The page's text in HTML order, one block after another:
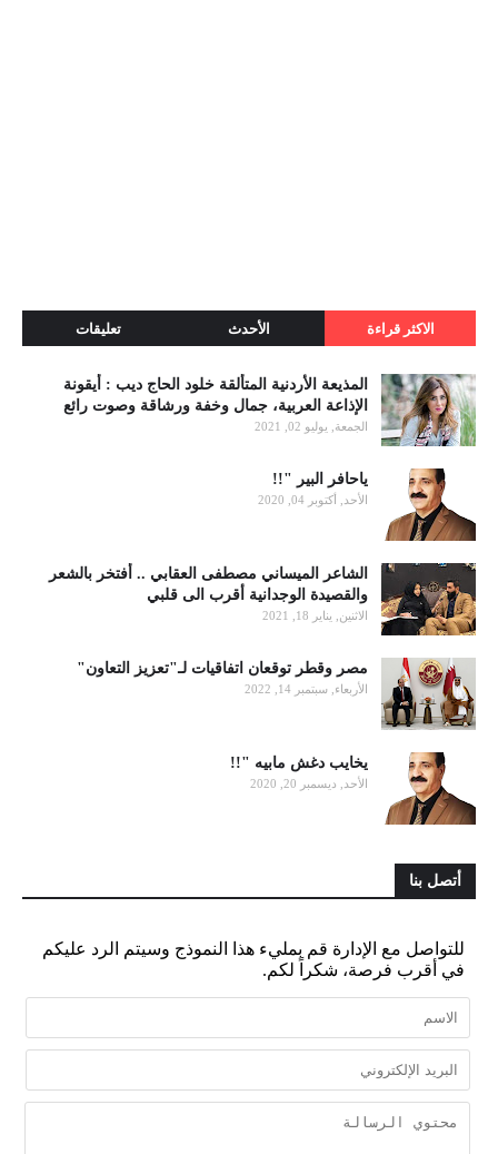
الاكثر قراءة الأحدث تعليقات
المذيعة الأردنية المتألقة خلود الحاج ديب : أيقونة
الإذاعة العربية، جمال وخفة ورشاقة وصوت رائع
الجمعة, يوليو 02, 2021
ياحافر البير "!!
الأحد, أكتوبر 04, 2020
الشاعر الميساني مصطفى العقابي .. أفتخر بالشعر
والقصيدة الوجدانية أقرب الى قلبي
الاثنين, يناير 18, 2021
مصر وقطر توقعان اتفاقيات لـ"تعزيز التعاون"
الأربعاء, سبتمبر 14, 2022
يخايب دغش مابيه "!!
الأحد, ديسمبر 20, 2020
أتصل بنا
للتواصل مع الإدارة قم بمليء هذا النموذج وسيتم الرد عليكم
في أقرب فرصة، شكراً لكم.